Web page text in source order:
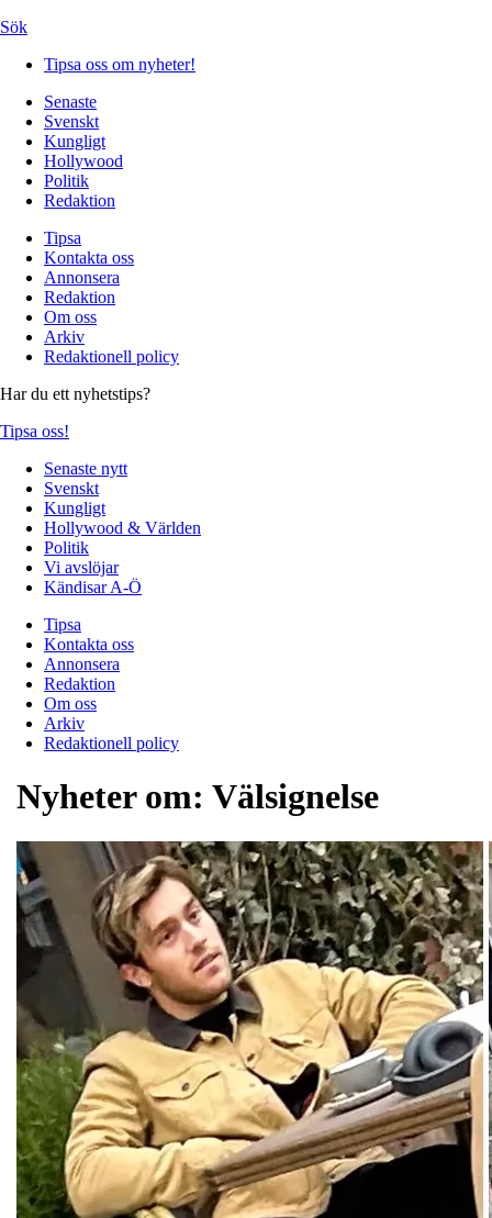
Sök
Tipsa oss om nyheter!
Senaste
Svenskt
Kungligt
Hollywood
Politik
Redaktion
Tipsa
Kontakta oss
Annonsera
Redaktion
Om oss
Arkiv
Redaktionell policy
Har du ett nyhetstips?
Tipsa oss!
Senaste nytt
Svenskt
Kungligt
Hollywood & Världen
Politik
Vi avslöjar
Kändisar A-Ö
Tipsa
Kontakta oss
Annonsera
Redaktion
Om oss
Arkiv
Redaktionell policy
Nyheter om: Välsignelse